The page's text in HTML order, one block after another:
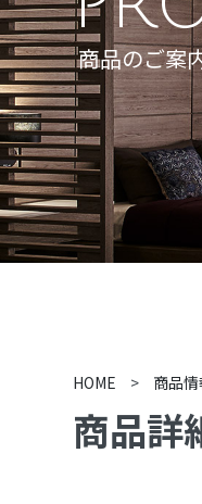
商品のご案
HOME > 商品情
商品詳